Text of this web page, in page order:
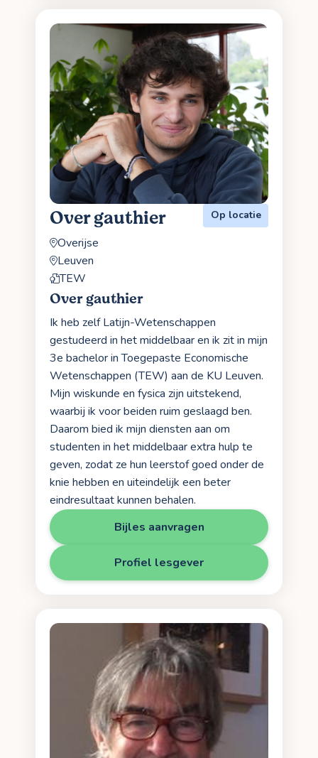
Over gauthier Op locatie
Overijse
Leuven
TEW
Over gauthier
Ik heb zelf Latijn-Wetenschappen
gestudeerd in het middelbaar en ik zit in mijn
3e bachelor in Toegepaste Economische
Wetenschappen (TEW) aan de KU Leuven.
Mijn wiskunde en fysica zijn uitstekend,
waarbij ik voor beiden ruim geslaagd ben.
Daarom bied ik mijn diensten aan om
studenten in het middelbaar extra hulp te
geven, zodat ze hun leerstof goed onder de
knie hebben en uiteindelijk een beter
eindresultaat kunnen behalen.
Bijles aanvragen
Profiel lesgever